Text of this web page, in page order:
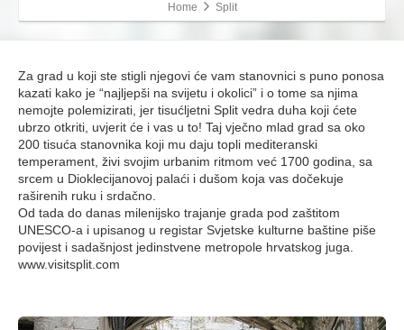
Home Split
Za grad u koji ste stigli njegovi će vam stanovnici s puno ponosa
kazati kako je “najljepši na svijetu i okolici” i o tome sa njima
nemojte polemizirati, jer tisućljetni Split vedra duha koji ćete
ubrzo otkriti, uvjerit će i vas u to! Taj vječno mlad grad sa oko
200 tisuća stanovnika koji mu daju topli mediteranski
temperament, živi svojim urbanim ritmom već 1700 godina, sa
srcem u Dioklecijanovoj palaći i dušom koja vas dočekuje
raširenih ruku i srdačno.
Od tada do danas milenijsko trajanje grada pod zaštitom
UNESCO-a i upisanog u registar Svjetske kulturne baštine piše
povijest i sadašnjost jedinstvene metropole hrvatskog juga.
www.visitsplit.com